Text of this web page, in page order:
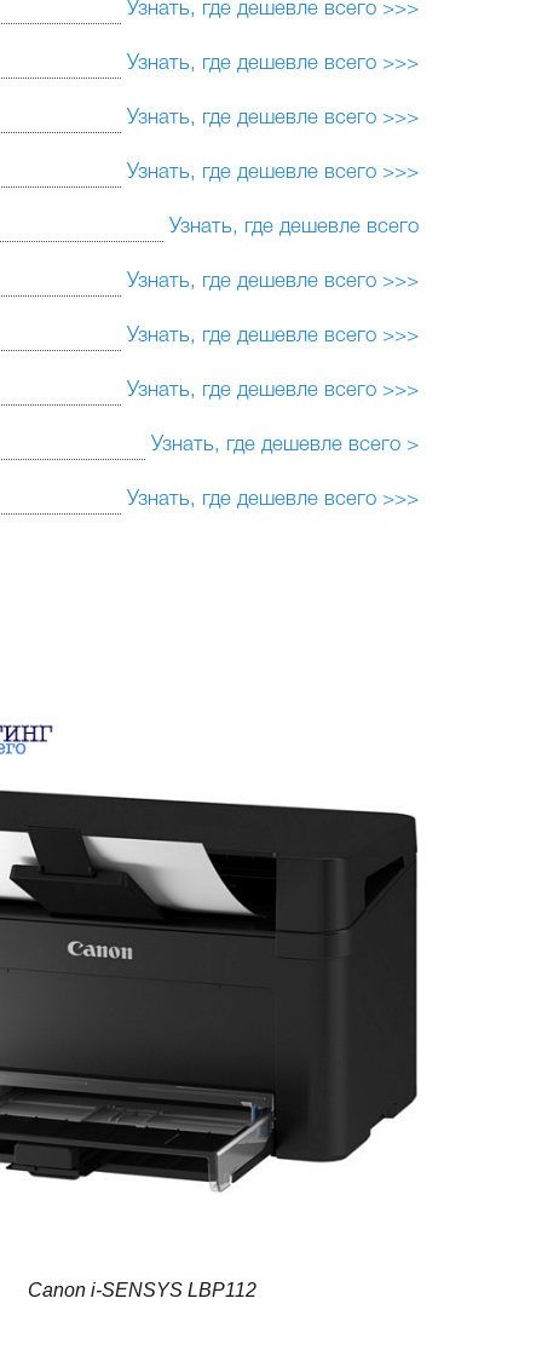
Узнать, где дешевле всего >>>
Узнать, где дешевле всего >>>
Узнать, где дешевле всего >>>
Узнать, где дешевле всего >>>
Узнать, где дешевле всего
Узнать, где дешевле всего >>>
Узнать, где дешевле всего >>>
Узнать, где дешевле всего >>>
Узнать, где дешевле всего >
Узнать, где дешевле всего >>>
Canon i-SENSYS LBP112